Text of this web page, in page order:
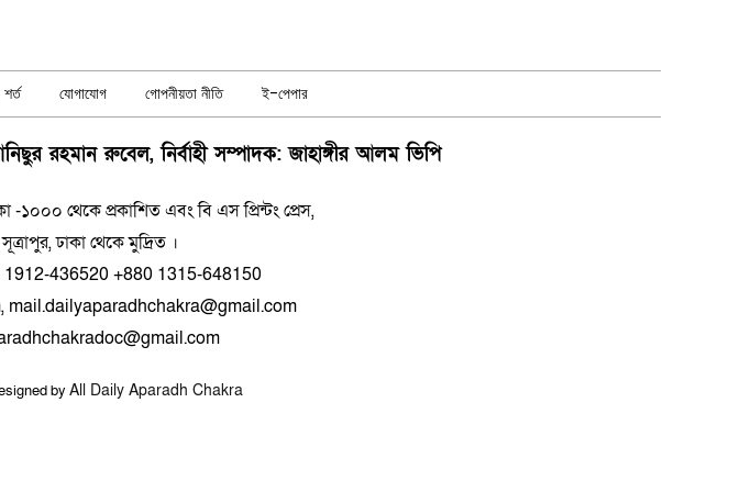
যোগাযোগ গোপনীয়তা নীতি ই-পেপার
রহমান রুবেল, নির্বাহী সম্পাদক: জাহাঙ্গীর আলম ভিপি
-১০০০ থেকে প্রকাশিত এবং বি এস প্রিন্টং প্রেস,
ঢাকা থেকে মুদ্রিত ।
436520 +880 1315-648150
mail.dailyaparadhchakra@gmail.com
by All Daily Aparadh Chakra